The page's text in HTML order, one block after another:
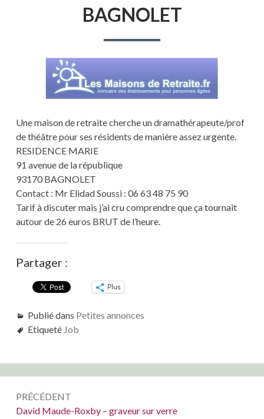
BAGNOLET
Une maison de retraite cherche un dramathérapeute/prof
de théâtre pour ses résidents de manière assez urgente.
RESIDENCE MARIE
91 avenue de la république
93170 BAGNOLET
Contact : Mr Elidad Soussi : 06 63 48 75 90
Tarif à discuter mais j’ai cru comprendre que ça tournait
autour de 26 euros BRUT de l’heure.
Partager :
Plus
Publié dans Petites annonces
Etiqueté Job
Navigation
de
PRÉCÉDENT
Précédent :
David Maude-Roxby – graveur sur verre